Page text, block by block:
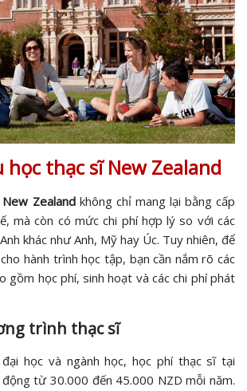
học thạc sĩ New Zealand
Zealandkhông chỉ mang lại bằng cấp
mà còn có mức chi phí hợp lý so với các
khác như Anh, Mỹ hay Úc. Tuy nhiên, để
hành trình học tập, bạn cần nắm rõ các
gồm học phí, sinh hoạt và các chi phí phát
trình thạc sĩ
học và ngành học, học phí thạc sĩ tại
từ 30.000 đến 45.000 NZD mỗi năm.